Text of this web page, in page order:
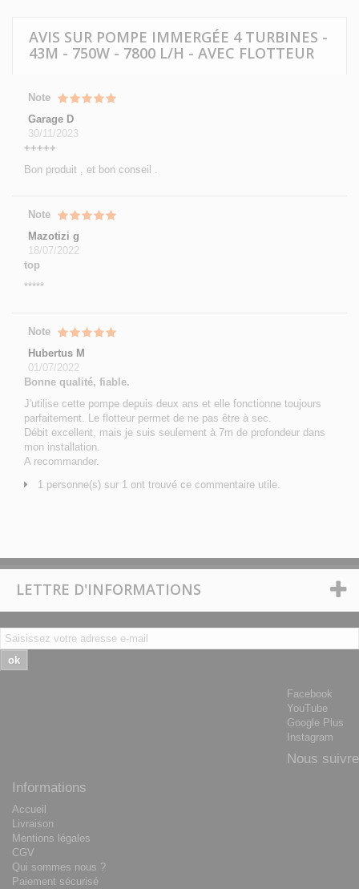
AVIS SUR POMPE IMMERGÉE 4 TURBINES -
43M - 750W - 7800 L/H - AVEC FLOTTEUR
Note
Garage D
30/11/2023
+++++
Bon produit , et bon conseil .
Note
Mazotizi g
18/07/2022
top
*****
Note
Hubertus M
01/07/2022
Bonne qualité, fiable.
J'utilise cette pompe depuis deux ans et elle fonctionne toujours
parfaitement. Le flotteur permet de ne pas être à sec.
Débit excellent, mais je suis seulement à 7m de profondeur dans
mon installation.
A recommander.
1 personne(s) sur 1 ont trouvé ce commentaire utile.
LETTRE D'INFORMATIONS
ok
Facebook
YouTube
Google Plus
Instagram
Nous suivre
Informations
Accueil
Livraison
Mentions légales
CGV
Qui sommes nous ?
Paiement sécurisé